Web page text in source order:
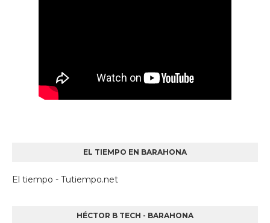
EL TIEMPO EN BARAHONA
El tiempo - Tutiempo.net
HÉCTOR B TECH - BARAHONA